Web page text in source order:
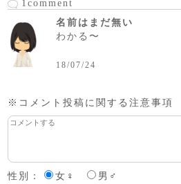
1comment
名前はまだ無い
わかる〜
18/07/24
※コメント投稿に関する注意事項
性別：
女♀ 男♂